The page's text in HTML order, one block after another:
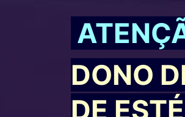
DONO
DE